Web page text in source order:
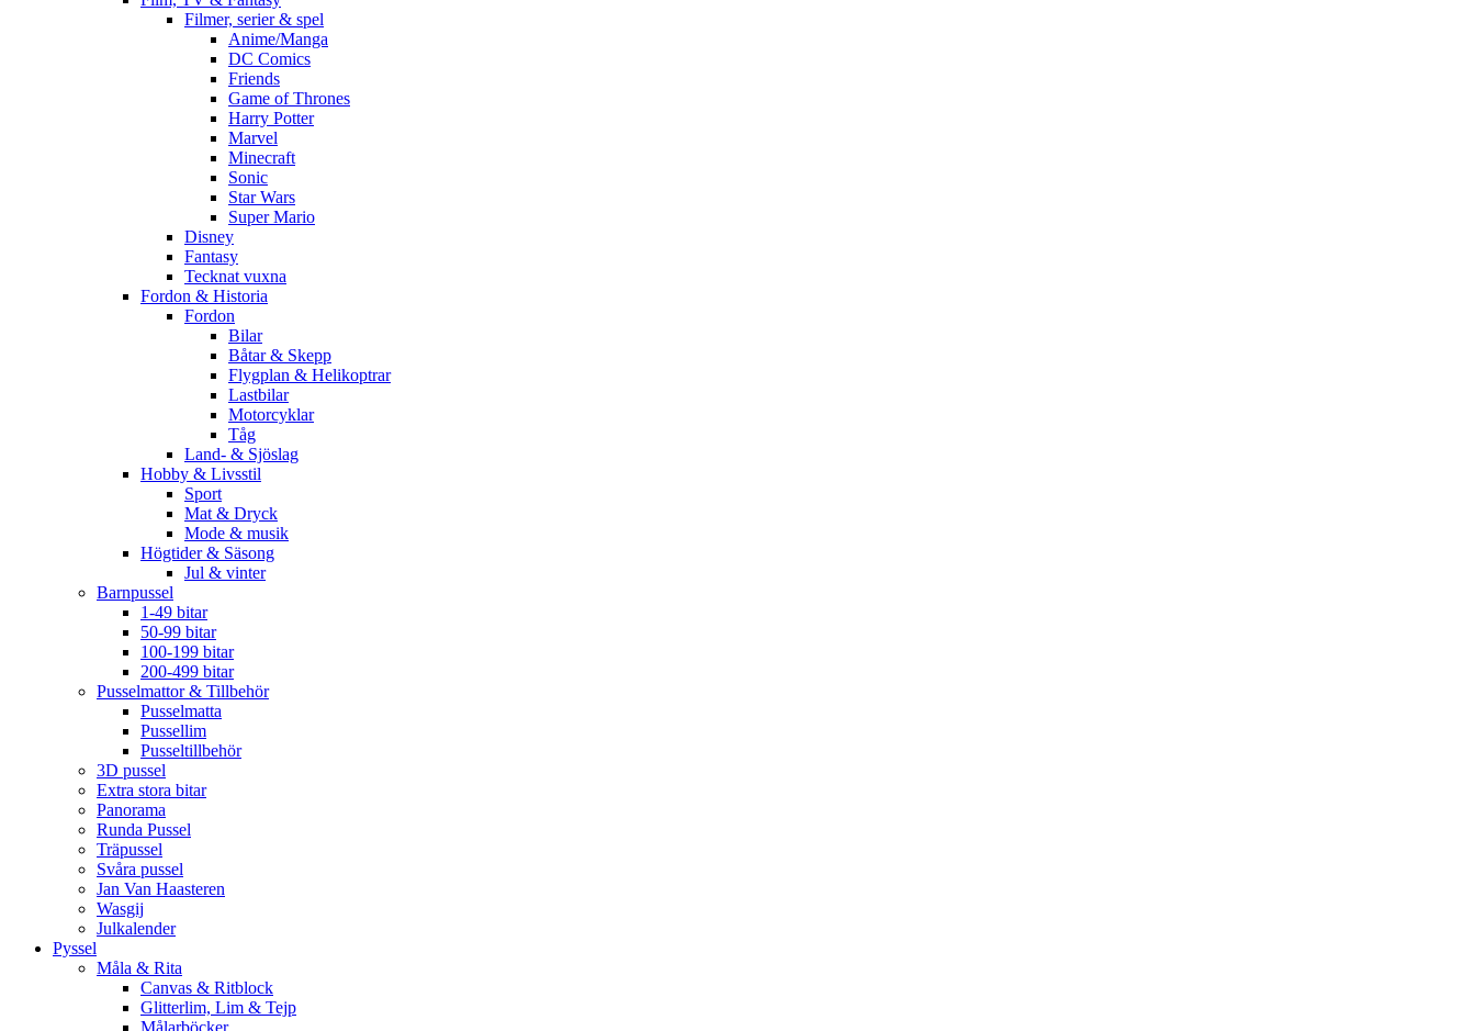
Filmer, serier & spel
Anime/Manga
DC Comics
Friends
Game of Thrones
Harry Potter
Marvel
Minecraft
Sonic
Star Wars
Super Mario
Disney
Fantasy
Tecknat vuxna
Fordon & Historia
Fordon
Bilar
Båtar & Skepp
Flygplan & Helikoptrar
Lastbilar
Motorcyklar
Tåg
Land- & Sjöslag
Hobby & Livsstil
Sport
Mat & Dryck
Mode & musik
Högtider & Säsong
Jul & vinter
Barnpussel
1-49 bitar
50-99 bitar
100-199 bitar
200-499 bitar
Pusselmattor & Tillbehör
Pusselmatta
Pussellim
Pusseltillbehör
3D pussel
Extra stora bitar
Panorama
Runda Pussel
Träpussel
Svåra pussel
Jan Van Haasteren
Wasgij
Julkalender
Pyssel
Måla & Rita
Canvas & Ritblock
Glitterlim, Lim & Tejp
Målarböcker